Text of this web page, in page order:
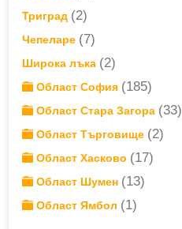
Триград (2)
Чепеларе (7)
Широка лъка (2)
Област София (185)
Област Стара Загора (33)
Област Търговище (2)
Област Хасково (17)
Област Шумен (13)
Област Ямбол (1)